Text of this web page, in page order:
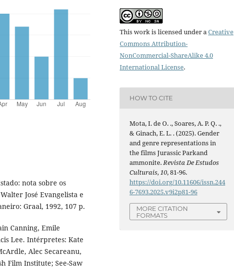
nota sobre os
José Evangelista e
Graal, 1992, 107 p.
Canning, Emile
Lee. Intérpretes: Kate
Alec Secareanu,
Film Institute; See-Saw
This work is licensed under aCreative
Commons Attribution-
NonCommercial-ShareAlike 4.0
International License.
HOW TO CITE
Mota, I. de O. ., Soares, A. P. Q. .,
& Ginach, E. L. . (2025). Gender
and genre representations in
the films Jurassic Parkand
ammonite.Revista De Estudos
Culturais,10, 81-96.
https://doi.org/10.11606/issn.244
6-7693.2025.v9i2p81-96
MORE CITATION
FORMATS